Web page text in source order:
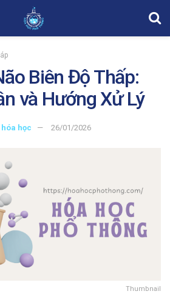
Biên Độ Thấp:
và Hướng Xử Lý
học 26/01/2026
Thumbnail